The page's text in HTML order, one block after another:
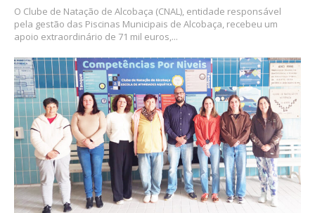
O Clube de Natação de Alcobaça (CNAL), entidade responsável
pela gestão das Piscinas Municipais de Alcobaça, recebeu um
apoio extraordinário de 71 mil euros,...